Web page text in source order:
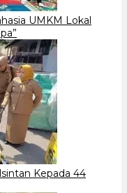
UMKM Lokal
Kepada 44